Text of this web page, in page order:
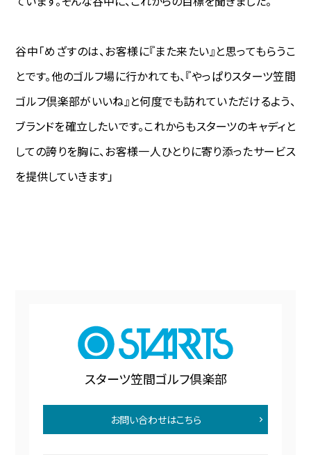
谷中―――「めざすのは、お客様に『また来たい』と思ってもらうこ
とです。他のゴルフ場に行かれても、『やっぱりスターツ笠間
ゴルフ倶楽部がいいね』と何度でも訪れていただけるよう、
ブランドを確立したいです。これからもスターツのキャディと
しての誇りを胸に、お客様一人ひとりに寄り添ったサービス
を提供していきます」
スターツ笠間ゴルフ倶楽部
お問い合わせはこちら